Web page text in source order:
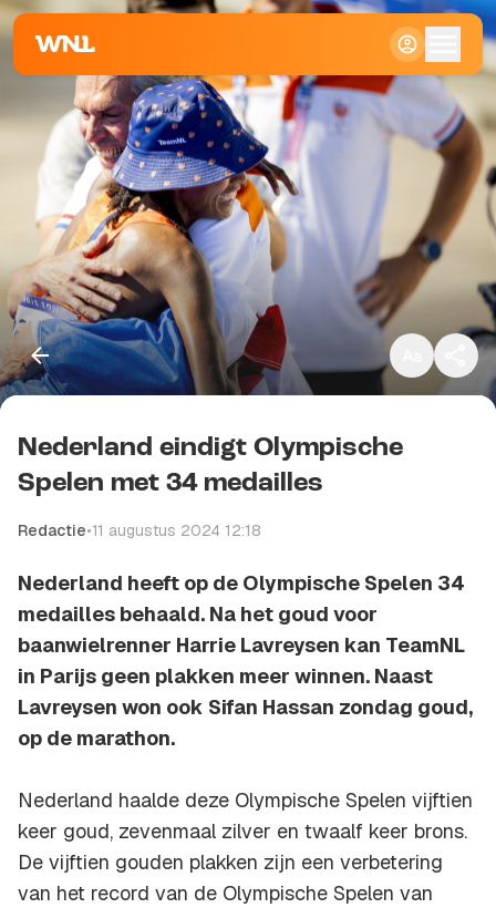
Klein
Standaard
Groot
Kopieer link
Nederland eindigt Olympische
Spelen met 34 medailles
Redactie•11 augustus 2024 12:18
Nederland heeft op de Olympische Spelen 34
medailles behaald. Na het goud voor
baanwielrenner Harrie Lavreysen kan TeamNL
in Parijs geen plakken meer winnen. Naast
Lavreysen won ook Sifan Hassan zondag goud,
op de marathon.
Nederland haalde deze Olympische Spelen vijftien
keer goud, zevenmaal zilver en twaalf keer brons.
De vijftien gouden plakken zijn een verbetering
van het record van de Olympische Spelen van